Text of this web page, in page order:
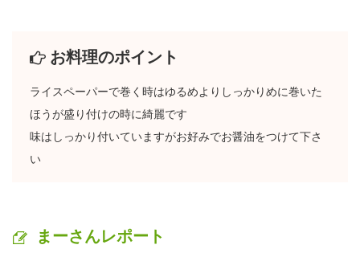
お料理のポイント
ライスペーパーで巻く時はゆるめよりしっかりめに巻いた
ほうが盛り付けの時に綺麗です
味はしっかり付いていますがお好みでお醤油をつけて下さ
い
まーさんレポート